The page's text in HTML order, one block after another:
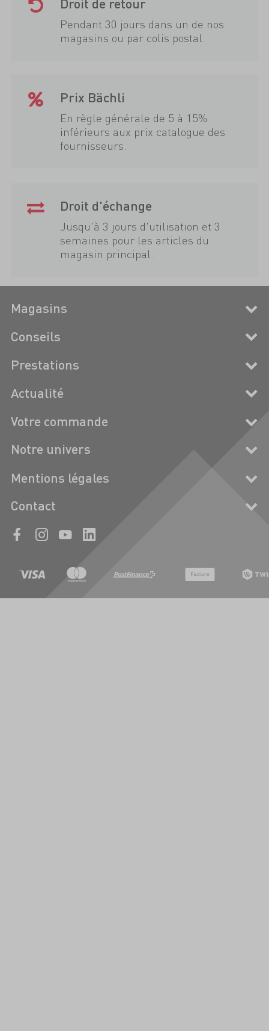
Pendant 30 jours dans un de nos
magasins ou par colis postal.
Prix Bächli
En règle générale de 5 à 15%
inférieurs aux prix catalogue des
fournisseurs.
Droit d'échange
Jusqu'à 3 jours d'utilisation et 3
semaines pour les articles du
magasin principal.
Magasins
Conseils
Prestations
Actualité
Votre commande
Notre univers
Mentions légales
Contact